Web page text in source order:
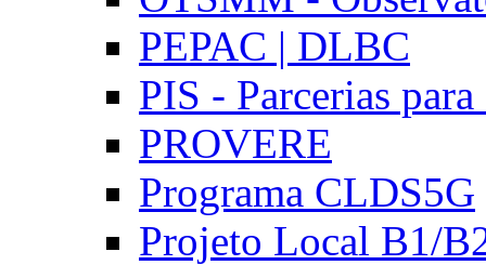
PEPAC | DLBC
PIS - Parcerias
PROVERE
Programa CLDS5G
Projeto Local B1/